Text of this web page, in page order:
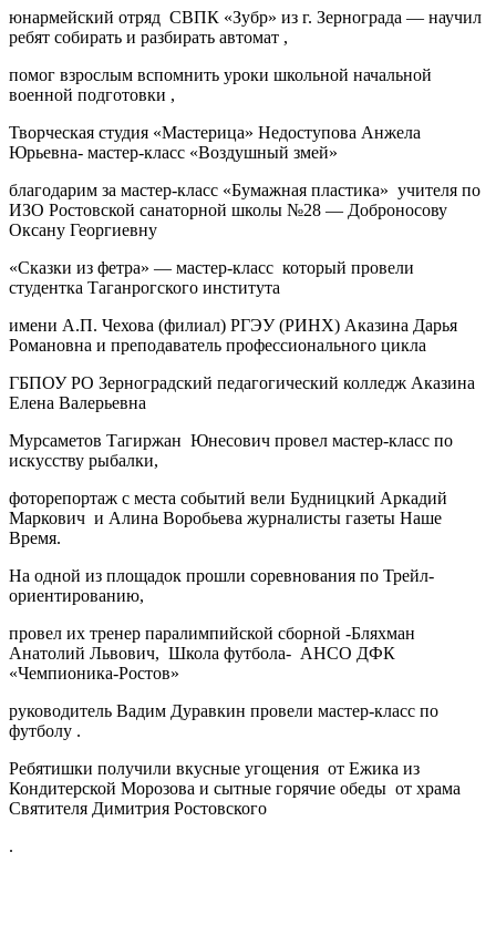
юнармейский отряд СВПК «Зубр» из г. Зернограда — научил
ребят собирать и разбирать автомат ,
помог взрослым вспомнить уроки школьной начальной
военной подготовки ,
Творческая студия «Мастерица» Недоступова Анжела
Юрьевна- мастер-класс «Воздушный змей»
благодарим за мастер-класс «Бумажная пластика» учителя по
ИЗО Ростовской санаторной школы №28 — Доброносову
Оксану Георгиевну
«Сказки из фетра» — мастер-класс который провели
студентка Таганрогского института
имени А.П. Чехова (филиал) РГЭУ (РИНХ) Аказина Дарья
Романовна и преподаватель профессионального цикла
ГБПОУ РО Зерноградский педагогический колледж Аказина
Елена Валерьевна
Мурсаметов Тагиржан Юнесович провел мастер-класс по
искусству рыбалки,
фоторепортаж с места событий вели Будницкий Аркадий
Маркович и Алина Воробьева журналисты газеты Наше
Время.
На одной из площадок прошли соревнования по Трейл-
ориентированию,
провел их тренер паралимпийской сборной -Бляхман
Анатолий Львович, Школа футбола- АНСО ДФК
«Чемпионика-Ростов»
руководитель Вадим Дуравкин провели мастер-класс по
футболу .
Ребятишки получили вкусные угощения от Ежика из
Кондитерской Морозова и сытные горячие обеды от храма
Святителя Димитрия Ростовского
.